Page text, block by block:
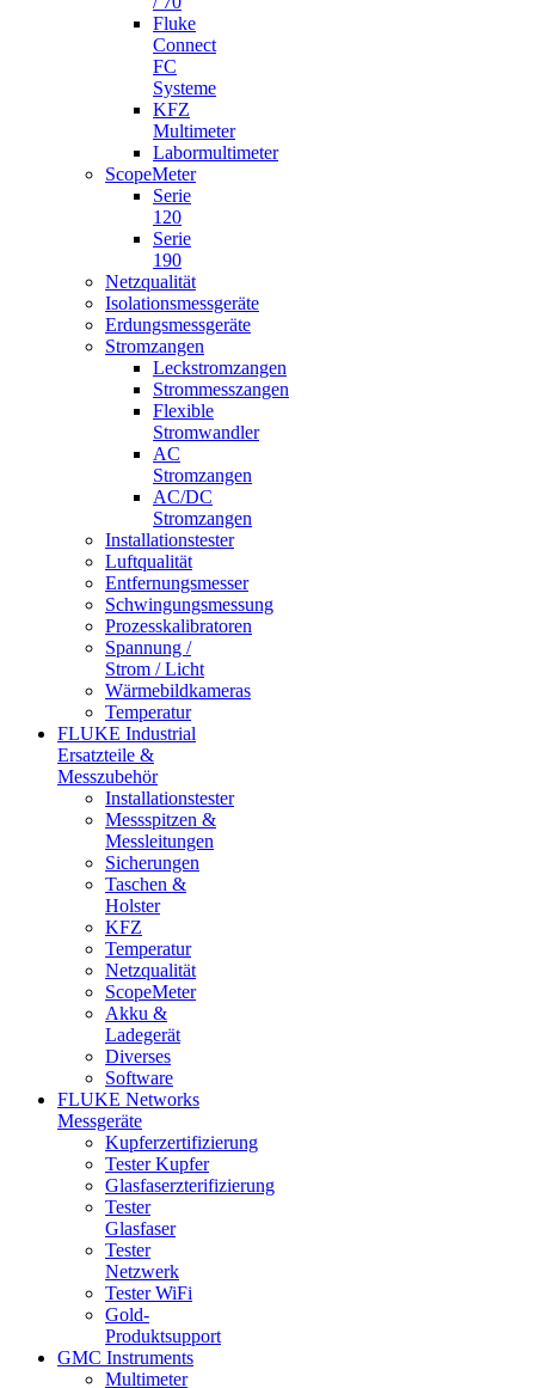
Fluke
Connect
FC
Systeme
KFZ
Multimeter
Labormultimeter
ScopeMeter
Serie
120
Serie
190
Netzqualität
Isolationsmessgeräte
Erdungsmessgeräte
Stromzangen
Leckstromzangen
Strommesszangen
Flexible
Stromwandler
AC
Stromzangen
AC/DC
Stromzangen
Installationstester
Luftqualität
Entfernungsmesser
Schwingungsmessung
Prozesskalibratoren
Spannung /
Strom / Licht
Wärmebildkameras
Temperatur
FLUKE Industrial
Ersatzteile &
Messzubehör
Installationstester
Messspitzen &
Messleitungen
Sicherungen
Taschen &
Holster
KFZ
Temperatur
Netzqualität
ScopeMeter
Akku &
Ladegerät
Diverses
Software
FLUKE Networks
Messgeräte
Kupferzertifizierung
Tester Kupfer
Glasfaserzterifizierung
Tester
Glasfaser
Tester
Netzwerk
Tester WiFi
Gold-
Produktsupport
GMC Instruments
Multimeter